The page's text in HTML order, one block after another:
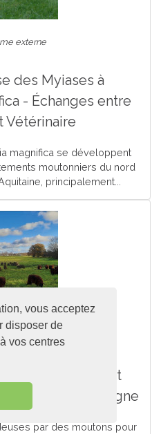
vous acceptez
disposer de
vos centres
externe
des Myiases à
- Échanges entre
Vétérinaire
magnifica se développent
moutonniers du nord
principalement...
d'élevage
le concept
en Bretagne
par des moutons pour